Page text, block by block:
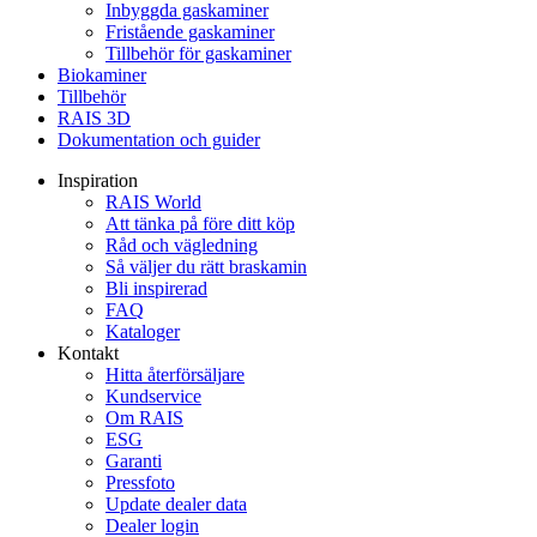
Inbyggda gaskaminer
Fristående gaskaminer
Tillbehör för gaskaminer
Biokaminer
Tillbehör
RAIS 3D
Dokumentation och guider
Inspiration
RAIS World
Att tänka på före ditt köp
Råd och vägledning
Så väljer du rätt braskamin
Bli inspirerad
FAQ
Kataloger
Kontakt
Hitta återförsäljare
Kundservice
Om RAIS
ESG
Garanti
Pressfoto
Update dealer data
Dealer login